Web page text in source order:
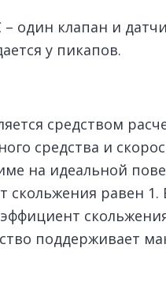
один клапан и
у пикапов.
средством
средства и
на идеальной
равен
поддерживает